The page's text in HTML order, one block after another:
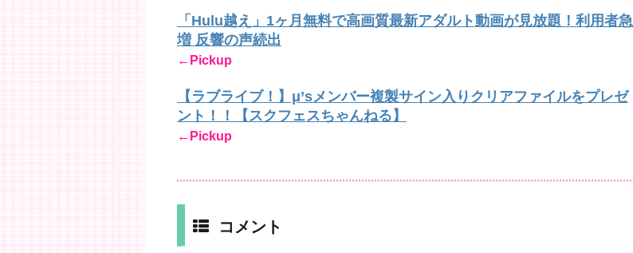
「Hulu越え」1ヶ月無料で高画質最新アダルト動画が見放題！利用者急
増 反響の声続出
←Pickup
【ラブライブ！】μ’sメンバー複製サイン入りクリアファイルをプレゼ
ント！！【スクフェスちゃんねる】
←Pickup
コメント